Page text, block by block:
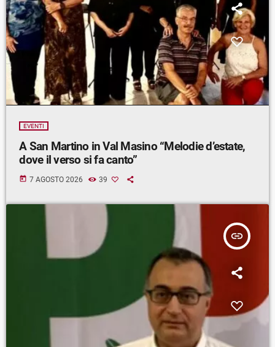
EVENTI
A San Martino in Val Masino “Melodie d’estate,
dove il verso si fa canto”
today 7 AGOSTO 2026 39
insert_link